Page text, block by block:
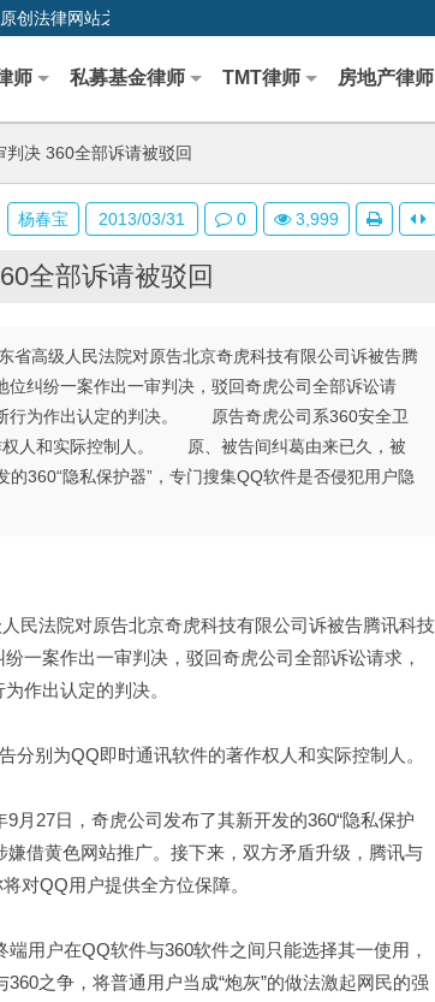
创法律网站之一
师 私募基金律师 TMT律师 房地产律师
判决 360全部诉请被驳回
全部诉请被驳回
高级人民法院对原告北京奇虎科技有限公司诉被告腾
纠纷一案作出一审判决，驳回奇虎公司全部诉讼请
行为作出认定的判决。 原告奇虎公司系360安全卫
权人和实际控制人。 原、被告间纠葛由来已久，被
360“隐私保护器”，专门搜集QQ软件是否侵犯用户隐
法院对原告北京奇虎科技有限公司诉被告腾讯科技
一案作出一审判决，驳回奇虎公司全部诉讼请求，
作出认定的判决。
别为QQ即时通讯软件的著作权人和实际控制人。
27日，奇虎公司发布了其新开发的360“隐私保护
借黄色网站推广。接下来，双方矛盾升级，腾讯与
对QQ用户提供全方位保障。
户在QQ软件与360软件之间只能选择其一使用，
之争，将普通用户当成“炮灰”的做法激起网民的强
杨春宝 2013/03/31 0 3,999